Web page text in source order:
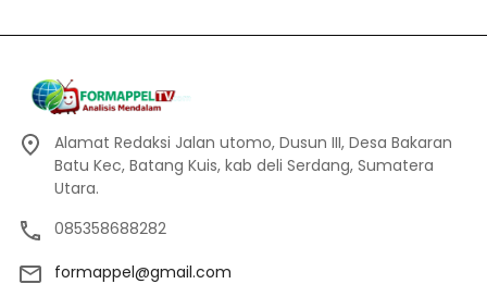
Alamat Redaksi Jalan utomo, Dusun III, Desa Bakaran
Batu Kec, Batang Kuis, kab deli Serdang, Sumatera
Utara.
085358688282
formappel@gmail.com